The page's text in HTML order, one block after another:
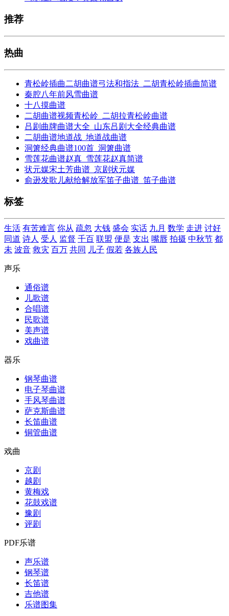
推荐
热曲
青松岭插曲二胡曲谱弓法和指法_二胡青松岭插曲简谱
秦腔八年前风雪曲谱
十八摸曲谱
二胡曲谱视频青松岭_二胡拉青松岭曲谱
吕剧曲牌曲谱大全_山东吕剧大全经典曲谱
二胡曲谱地道战_地道战曲谱
洞箫经典曲谱100首_洞箫曲谱
雪莲花曲谱赵真_雪莲花赵真简谱
状元媒宋土芳曲谱_京剧状元媒
俞逊发歌儿献给解放军笛子曲谱_笛子曲谱
标签
生活 有苦难言 你从 疏忽 大钱 盛会 实话 九月 数学 走进 讨好
同道 诗人 受人 监督 千百 联盟 便是 支出 嘴唇 拍摄 中秋节 都
未 波音 救灾 百万 共同 儿子 假若 各族人民
声乐
通俗谱
儿歌谱
合唱谱
民歌谱
美声谱
戏曲谱
器乐
钢琴曲谱
电子琴曲谱
手风琴曲谱
萨克斯曲谱
长笛曲谱
铜管曲谱
戏曲
京剧
越剧
黄梅戏
花鼓戏谱
豫剧
评剧
PDF乐谱
声乐谱
钢琴谱
长笛谱
吉他谱
乐谱图集